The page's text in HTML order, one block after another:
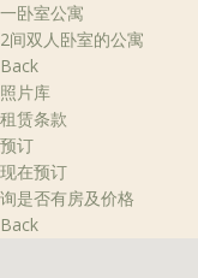
一卧室公寓
2间双人卧室的公寓
Back
照片库
租赁条款
预订
现在预订
询是否有房及价格
Back